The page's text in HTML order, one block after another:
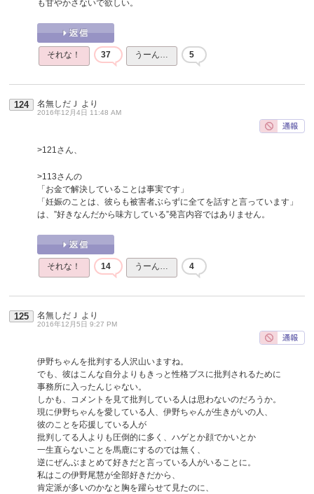
も甘やかさないで欲しい。
それな！ 37 うーん… 5
124 名無しだＪ より
2016年12月4日 11:48 AM
>121さん、
>113さんの
「お金で解決していることは事実です」
「妊娠のことは、彼らも被害者ぶらずに全てを話すと言っています」
は、”好きなんだから味方している”発言内容ではありません。
それな！ 14 うーん… 4
125 名無しだＪ より
2016年12月5日 9:27 PM
伊野ちゃんを批判する人沢山いますね。
でも、彼はこんな自分よりもきっと性格ブスに批判されるために
事務所に入ったんじゃない。
しかも、コメントを見て批判している人は思わないのだろうか。
現に伊野ちゃんを愛している人、伊野ちゃんが生きがいの人、
彼のことを応援している人が
批判してる人よりも圧倒的に多く、ハゲとか顔でかいとか
一生直らないことを馬鹿にするのでは無く、
逆にぜんぶまとめて好きだと言っている人がいることに。
私はこの伊野尾慧が全部好きだから、
肯定派が多いのかなと胸を躍らせて見たのに、